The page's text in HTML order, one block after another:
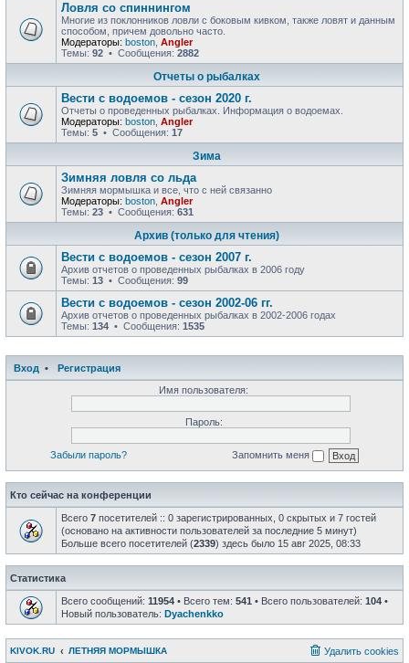
Ловля со спиннингом
Многие из поклонников ловли с боковым кивком, также ловят и данным
способом, причем довольно часто.
Модераторы: boston Angler
Темы: 92 • Сообщения: 2882
Отчеты о рыбалках
Вести с водоемов - сезон 2020 г.
Отчеты о проведенных рыбалках. Информация о водоемах.
Модераторы: boston Angler
Темы: 5 • Сообщения: 17
Зима
Зимняя ловля со льда
Зимняя мормышка и все, что с ней связанно
Модераторы: boston Angler
Темы: 23 • Сообщения: 631
Архив (только для чтения)
Вести с водоемов - сезон 2007 г.
Архив отчетов о проведенных рыбалках в 2006 году
Темы: 13 • Сообщения: 99
Вести с водоемов - сезон 2002-06 гг.
Архив отчетов о проведенных рыбалках в 2002-2006 годах
Темы: 134 • Сообщения: 1535
Вход •
Регистрация
Имя пользователя:
Пароль:
Забыли пароль? Запомнить меня
Кто сейчас на конференции
Всего 7 посетителей :: 0 зарегистрированных, 0 скрытых и 7 гостей
(основано на активности пользователей за последние 5 минут)
Больше всего посетителей (2339) здесь было 15 авг 2025, 08:33
Статистика
Всего сообщений: 11954 • Всего тем: 541 • Всего пользователей: 104 •
Новый пользователь: Dyachenkko
KIVOK.RU ЛЕТНЯЯ МОРМЫШКА Удалить cookies